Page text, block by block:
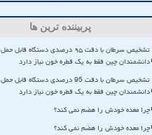
پربیننده ترین ها
تشخیص سرطان با دقت ۹۵ درصدی دستگاه قابل حمل
دانشمندان چین فقط به یک قطره خون نیاز دارد
تشخیص سرطان با دقت 95 درصدی دستگاه قابل حمل
دانشمندان چین فقط به یک قطره خون نیاز دارد
چرا معده خودش را هضم نمی کند؟
چرا معده خودش را هضم نمی کند؟